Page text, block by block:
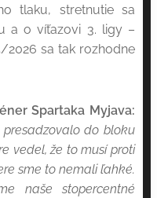
tlaku, stretnutie sa
a o víťazovi 3. ligy –
2026 sa tak rozhodne
Spartaka Myjava:
do bloku
vedel, že to musí proti
sme to nemali ľahké.
naše stopercentné